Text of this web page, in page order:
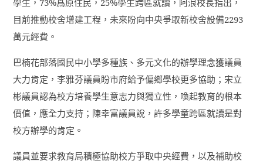
目前推動校舍增建工程，未來盼向中央爭取新校舍設備2293
萬元經費。
巴楠花部落國民中小學多種族、多元文化的辦學理念獲議員
大力肯定，李雅芬議員盼市府給予偏鄉學校更多協助；宋立
彬議員認為校方培養學生意志力與獨立性，喚起教育的根本
價值，應全力支持；陳幸富議員說，許多學童跨區就讀是對
校方辦學的肯定。
議員並要求教育局積極協助校方爭取中央經費，以及補助校